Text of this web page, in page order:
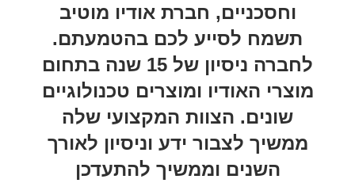
וחסכניים, חברת אודיו מוטיב
תשמח לסייע לכם בהטמעתם.
לחברה ניסיון של 15 שנה בתחום
מוצרי האודיו ומוצרים טכנולוגיים
שונים. הצוות המקצועי שלה
ממשיך לצבור ידע וניסיון לאורך
השנים וממשיך להתעדכן